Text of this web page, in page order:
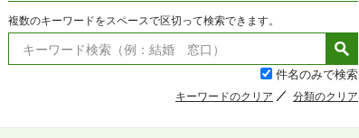
複数のキーワードをスペースで区切って検索できます。
件名のみで検索
キーワードのクリア 分類のクリア